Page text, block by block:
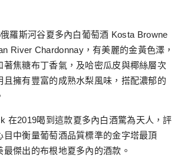
羅斯河谷夏多內白葡萄酒 Kosta Browne
River Chardonnay，有美麗的金黃色澤，
著焦糖布丁香氣，及哈密瓜皮與椰絲層次
且擁有豐富的成熟水梨風味，搭配濃郁的
在2019喝到這款夏多內白酒驚為天人，評
目中衡量葡萄酒品質標準的金字塔最頂
傑出的布根地夏多內的酒款。